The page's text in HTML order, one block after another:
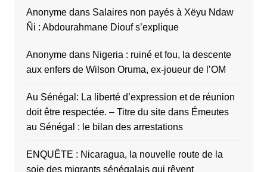
Anonymedans Salaires non payés à Xëyu Ndaw
Ñi : Abdourahmane Diouf s’explique
Anonymedans Nigeria : ruiné et fou, la descente
aux enfers de Wilson Oruma, ex-joueur de l’OM
Au Sénégal: La liberté d’expression et de réunion
doit être respectée. – Titre du sitedans Émeutes
au Sénégal : le bilan des arrestations
ENQUÊTE : Nicaragua, la nouvelle route de la
soie des migrants sénégalais qui rêvent